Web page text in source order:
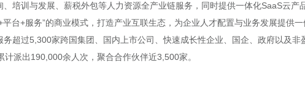
培训与发展、薪税外包等人力资源全产业链服务，同时提供一体化SaaS云产
台+服务”的商业模式，打造产业互联生态，为企业人才配置与业务发展提供
超过5,300家跨国集团、国内上市公司、快速成长性企业、国企、政府以及非
派出190,000余人次，聚合合作伙伴近3,500家。